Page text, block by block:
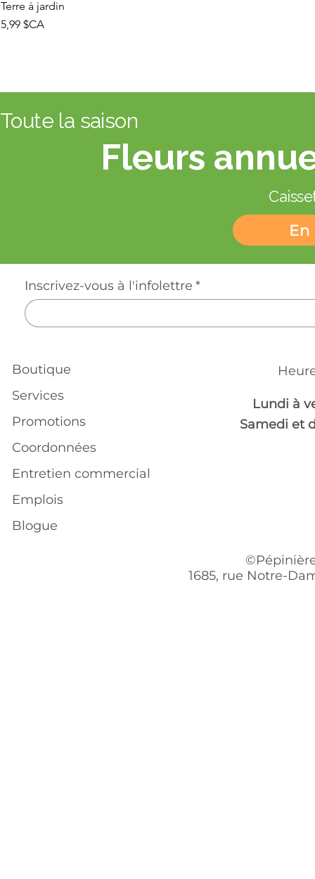
Terre à jardin
Prix
5,99 $CA
Fleurs
Toute la saison
Inscrivez-vous à l'infolettre *
Boutique
Services
Promotions
Coordonnées
Entretien commercial
Emplois
Blogue
Lundi à
Samedi et
1685, rue Notre-